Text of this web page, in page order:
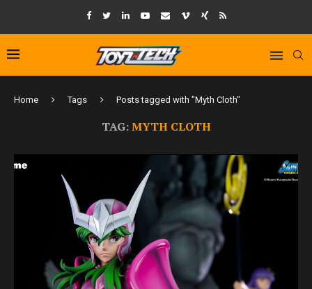
Home Tags Posts tagged with "Myth Cloth"
TAG:MYTH CLOTH